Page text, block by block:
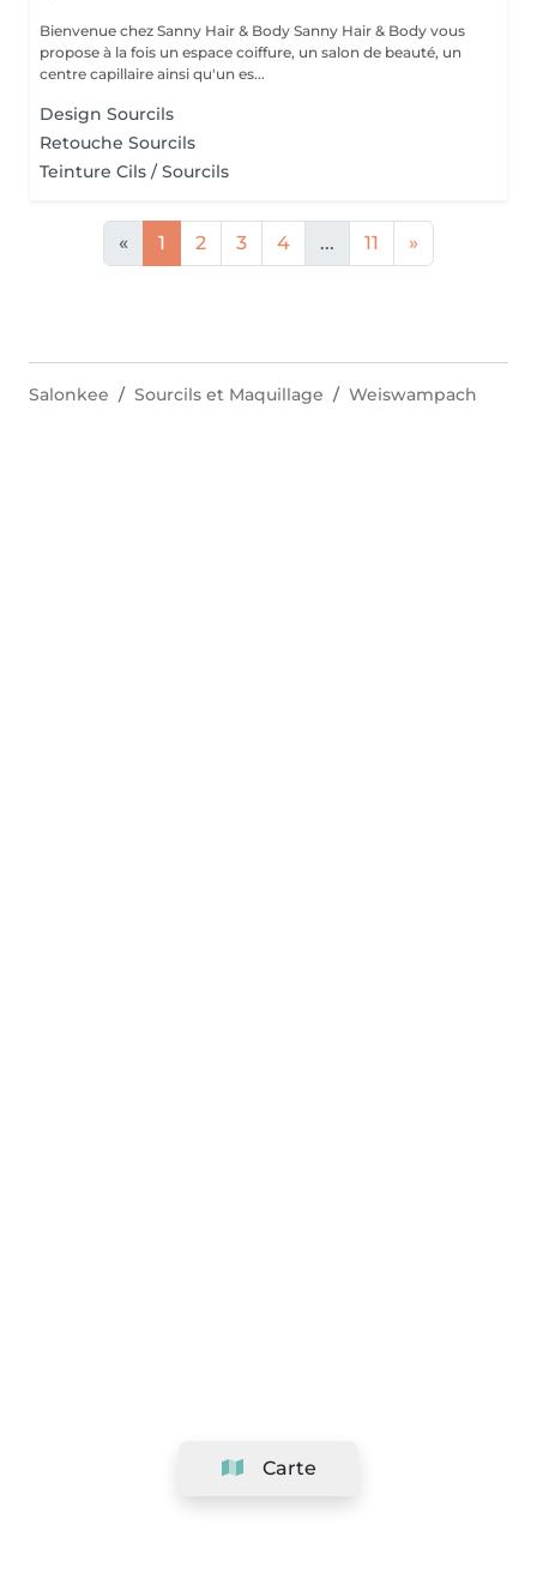
Bienvenue chez Sanny Hair & Body Sanny Hair & Body vous
propose à la fois un espace coiffure, un salon de beauté, un
centre capillaire ainsi qu'un es...
Design Sourcils
Retouche Sourcils
Teinture Cils / Sourcils
« 1 2 3 4 ... 11 »
Carte
Salonkee Sourcils et Maquillage Weiswampach